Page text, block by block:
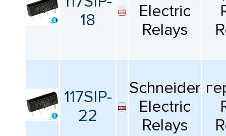
18
Electric
Relays
117SIP-
22
Schneider
Electric
Relays